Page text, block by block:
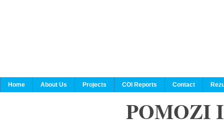
Home About Us Projects COI Reports Contact
POMOZI